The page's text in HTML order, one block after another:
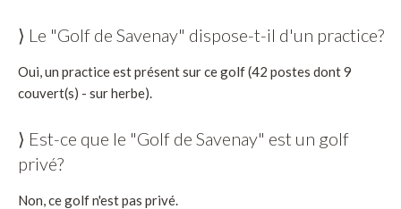
⟩ Le "Golf de Savenay" dispose-t-il d'un practice?
Oui, un practice est présent sur ce golf (42 postes dont 9
couvert(s) - sur herbe).
⟩ Est-ce que le "Golf de Savenay" est un golf
privé?
Non, ce golf n'est pas privé.